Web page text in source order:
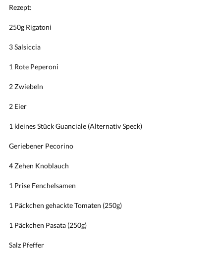
Rezept:
250g Rigatoni
3 Salsiccia
1 Rote Peperoni
2 Zwiebeln
2 Eier
1 kleines Stück Guanciale (Alternativ Speck)
Geriebener Pecorino
4 Zehen Knoblauch
1 Prise Fenchelsamen
1 Päckchen gehackte Tomaten (250g)
1 Päckchen Pasata (250g)
Salz Pfeffer